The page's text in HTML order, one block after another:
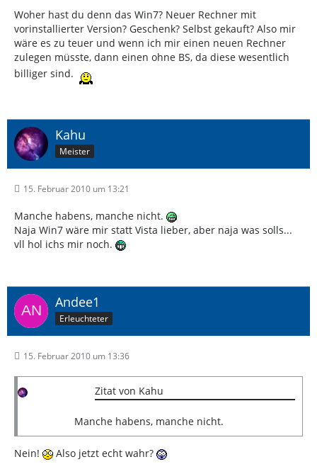
Woher hast du denn das Win7? Neuer Rechner mit
vorinstallierter Version? Geschenk? Selbst gekauft? Also mir
wäre es zu teuer und wenn ich mir einen neuen Rechner
zulegen müsste, dann einen ohne BS, da diese wesentlich
billiger sind.
Kahu
Meister
15. Februar 2010 um 13:21
Manche habens, manche nicht.
Naja Win7 wäre mir statt Vista lieber, aber naja was solls...
vll hol ichs mir noch.
Andee1
Erleuchteter
15. Februar 2010 um 13:36
Zitat von Kahu
Manche habens, manche nicht.
Nein! Also jetzt echt wahr?